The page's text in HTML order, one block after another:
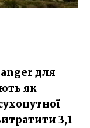
для
як
3,1